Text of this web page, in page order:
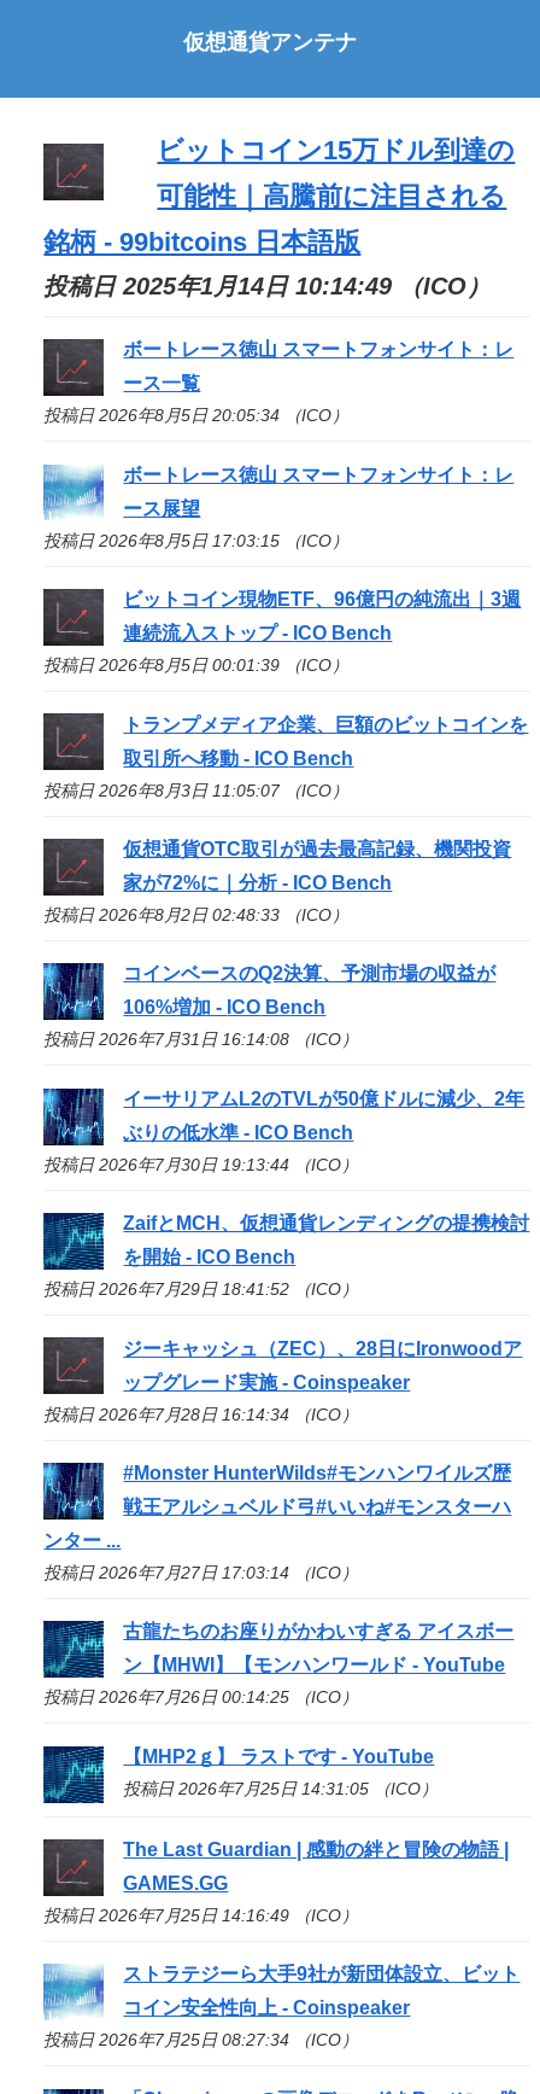
仮想通貨アンテナ
ビットコイン15万ドル到達の
可能性｜高騰前に注目される
銘柄 - 99bitcoins 日本語版
投稿日 2025年1月14日 10:14:49 （ICO）
ボートレース徳山 スマートフォンサイト：レ
ース一覧
投稿日 2026年8月5日 20:05:34 （ICO）
ボートレース徳山 スマートフォンサイト：レ
ース展望
投稿日 2026年8月5日 17:03:15 （ICO）
ビットコイン現物ETF、96億円の純流出｜3週
連続流入ストップ - ICO Bench
投稿日 2026年8月5日 00:01:39 （ICO）
トランプメディア企業、巨額のビットコインを
取引所へ移動 - ICO Bench
投稿日 2026年8月3日 11:05:07 （ICO）
仮想通貨OTC取引が過去最高記録、機関投資
家が72%に｜分析 - ICO Bench
投稿日 2026年8月2日 02:48:33 （ICO）
コインベースのQ2決算、予測市場の収益が
106%増加 - ICO Bench
投稿日 2026年7月31日 16:14:08 （ICO）
イーサリアムL2のTVLが50億ドルに減少、2年
ぶりの低水準 - ICO Bench
投稿日 2026年7月30日 19:13:44 （ICO）
ZaifとMCH、仮想通貨レンディングの提携検討
を開始 - ICO Bench
投稿日 2026年7月29日 18:41:52 （ICO）
ジーキャッシュ（ZEC）、28日にIronwoodア
ップグレード実施 - Coinspeaker
投稿日 2026年7月28日 16:14:34 （ICO）
#Monster HunterWilds#モンハンワイルズ歴
戦王アルシュベルド弓#いいね#モンスターハ
ンター ...
投稿日 2026年7月27日 17:03:14 （ICO）
古龍たちのお座りがかわいすぎる アイスボー
ン【MHWI】【モンハンワールド - YouTube
投稿日 2026年7月26日 00:14:25 （ICO）
【MHP2ｇ】 ラストです - YouTube
投稿日 2026年7月25日 14:31:05 （ICO）
The Last Guardian | 感動の絆と冒険の物語 |
GAMES.GG
投稿日 2026年7月25日 14:16:49 （ICO）
ストラテジーら大手9社が新団体設立、ビット
コイン安全性向上 - Coinspeaker
投稿日 2026年7月25日 08:27:34 （ICO）